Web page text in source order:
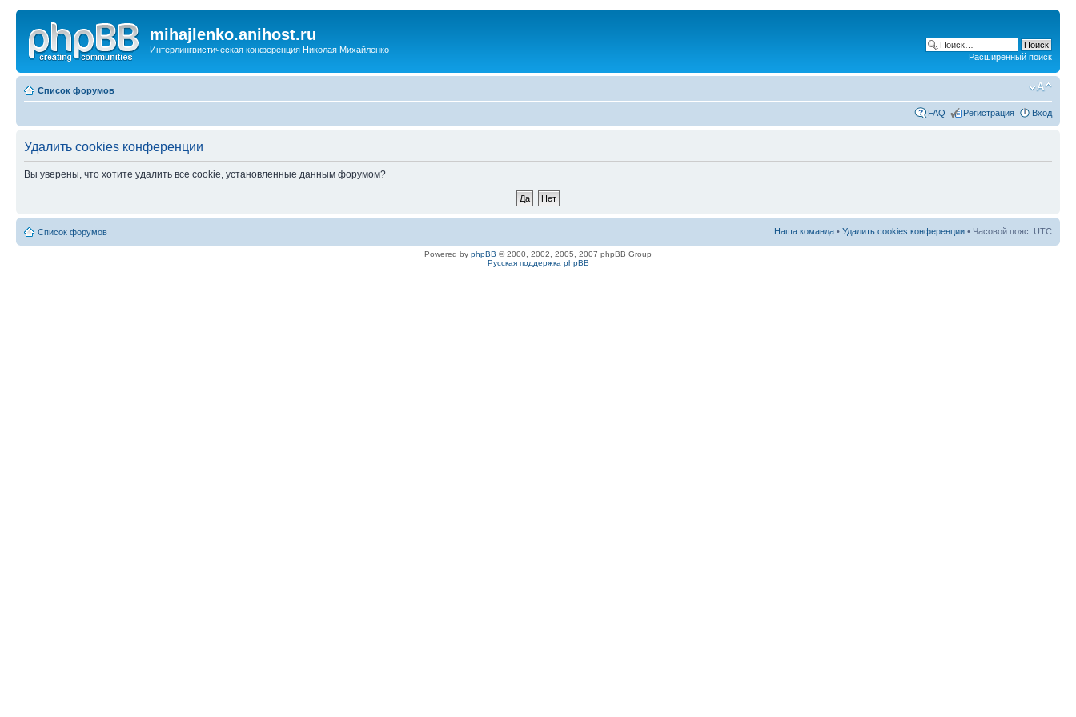
mihajlenko.anihost.ru
Интерлингвистическая конференция Николая Михайленко
Расширенный поиск
Список форумов
FAQ Регистрация Вход
Удалить cookies конференции
Вы уверены, что хотите удалить все cookie, установленные данным форумом?
Список форумов Наша команда • Удалить cookies конференции • Часовой пояс: UTC
Powered by phpBB © 2000, 2002, 2005, 2007 phpBB Group
Русская поддержка phpBB